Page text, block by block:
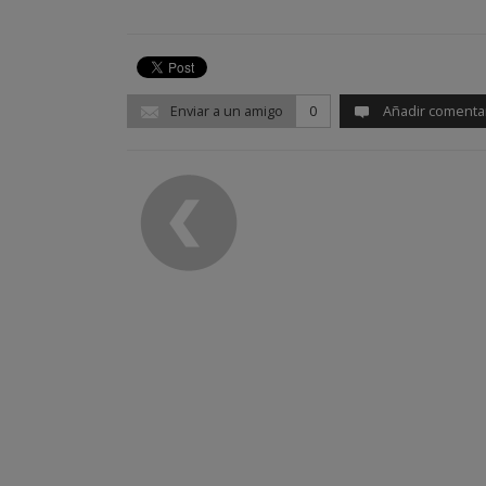
Enviar a un amigo 0 Añadir